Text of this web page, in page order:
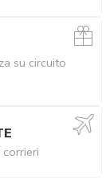
su circuito